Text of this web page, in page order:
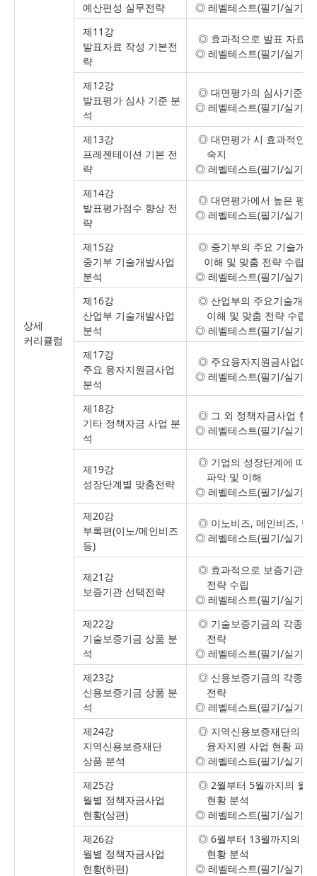
상세
커리큘럼
예산편성 실무전략
◎ 레벨테스트(필기/실기시
제11강
발표자료 작성 기본전
략
◎ 효과적으로 발표 자료
◎ 레벨테스트(필기/실기시
제12강
발표평가 심사 기준 분
석
◎ 대면평가의 심사기준
◎ 레벨테스트(필기/실기시
제13강
프레젠테이션 기본 전
략
◎ 대면평가 시 효과적인
숙지
◎ 레벨테스트(필기/실기시
제14강
발표평가점수 향상 전
략
◎ 대면평가에서 높은 평
◎ 레벨테스트(필기/실기시
제15강
중기부 기술개발사업
분석
◎ 중기부의 주요 기술개
이해 및 맞춤 전략 수립
◎ 레벨테스트(필기/실기시
제16강
산업부 기술개발사업
분석
◎ 산업부의 주요기술개발
이해 및 맞춤 전략 수립
◎ 레벨테스트(필기/실기시
제17강
주요 융자지원금사업
분석
◎ 주요융자지원금사업에
◎ 레벨테스트(필기/실기시
제18강
기타 정책자금 사업 분
석
◎ 그 외 정책자금사업 현
◎ 레벨테스트(필기/실기시
제19강
성장단계별 맞춤전략
◎ 기업의 성장단계에 따
파악 및 이해
◎ 레벨테스트(필기/실기시
제20강
부록편(이노/메인비즈
등)
◎ 이노비즈, 메인비즈, 벤
◎ 레벨테스트(필기/실기시
제21강
보증기관 선택전략
◎ 효과적으로 보증기관(
전략 수립
◎ 레벨테스트(필기/실기시
제22강
기술보증기금 상품 분
석
◎ 기술보증기금의 각종
전략
◎ 레벨테스트(필기/실기시
제23강
신용보증기금 상품 분
석
◎ 신용보증기금의 각종
전략
◎ 레벨테스트(필기/실기시
제24강
지역신용보증재단
상품 분석
◎ 지역신용보증재단의
융자지원 사업 현황 파악
◎ 레벨테스트(필기/실기시
제25강
월별 정책자금사업
현황(상편)
◎ 2월부터 5월까지의 월
현황 분석
◎ 레벨테스트(필기/실기시
제26강
월별 정책자금사업
현황(하편)
◎ 6월부터 13월까지의 월
현황 분석
◎ 레벨테스트(필기/실기시